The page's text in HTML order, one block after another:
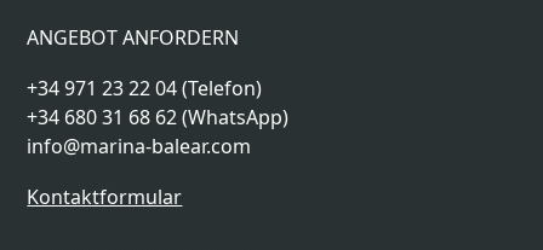
ANGEBOT ANFORDERN
+34 971 23 22 04 (Telefon)
+34 680 31 68 62 (WhatsApp)
info@marina-balear.com
Kontaktformular